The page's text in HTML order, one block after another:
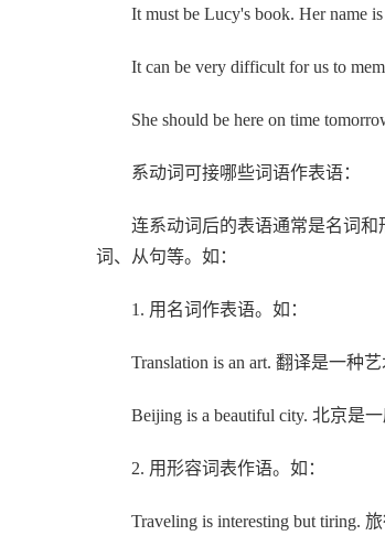
It must be Lucy's book. Her name is
It can be very difficult for us to
She should be here on time
系动词可接哪些词语作表语：
连系动词后的表语通常是名词和
词、从句等。如：
1. 用名词作表语。如：
Translation is an art. 翻译是一种艺
Beijing is a beautiful city. 北京是一
2. 用形容词表作语。如：
Traveling is interesting but tiring.